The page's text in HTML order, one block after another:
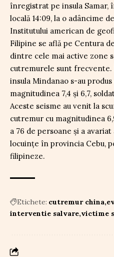
înregistrat pe insula Samar,
locală 14:09, la o adâncime
Institutului american de
Filipine se află pe Centura
dintre cele mai active zone
cutremurele sunt frecvente.
insula Mindanao s-au
magnitudinea 7,4 și 6,7,
Aceste seisme au venit la
cutremur cu magnitudinea
a 76 de persoane și a
locuințe în provincia Cebu,
filipineze.
Etichete: cutremur china
interventie salvare victime